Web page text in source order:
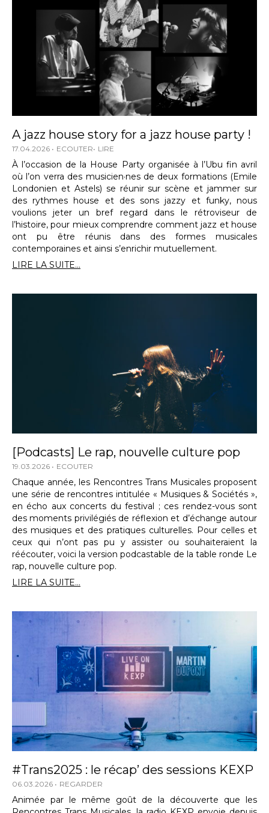
A jazz house story for a jazz house party !
17.04.2026 ECOUTER LIRE
À l’occasion de la House Party organisée à l’Ubu fin avril
où l’on verra des musicien·nes de deux formations (Emile
Londonien et Astels) se réunir sur scène et jammer sur
des rythmes house et des sons jazzy et funky, nous
voulions jeter un bref regard dans le rétroviseur de
l’histoire, pour mieux comprendre comment jazz et house
ont pu être réunis dans des formes musicales
contemporaines et ainsi s’enrichir mutuellement.
LIRE LA SUITE...
[Podcasts] Le rap, nouvelle culture pop
19.03.2026 ECOUTER
Chaque année, les Rencontres Trans Musicales proposent
une série de rencontres intitulée « Musiques & Sociétés »,
en écho aux concerts du festival ; ces rendez-vous sont
des moments privilégiés de réflexion et d’échange autour
des musiques et des pratiques culturelles. Pour celles et
ceux qui n’ont pas pu y assister ou souhaiteraient la
réécouter, voici la version podcastable de la table ronde Le
rap, nouvelle culture pop.
LIRE LA SUITE...
#Trans2025 : le récap’ des sessions KEXP
06.03.2026 REGARDER
Animée par le même goût de la découverte que les